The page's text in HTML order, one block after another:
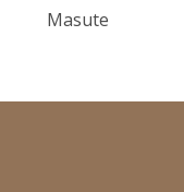
Masute